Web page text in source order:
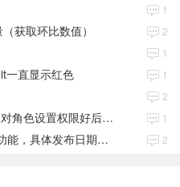
1
获取环比数值） 2
1
一直显示红色 1
2
创建用户后，分配对应角色，通过对角色设置权限好后，登录当前用户后。查看不到当前已分配对应角色权限数据 1
急需bladex-ai的1.8.0的skills相关功能，具体发布日期是多少号 2